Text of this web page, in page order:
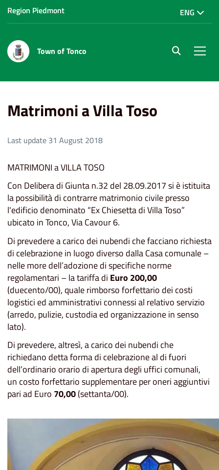
Region Piedmont ENG
Town of Tonco site.searc
Matrimoni a Villa Toso
Last update 31 August 2018
MATRIMONI a VILLA TOSO
Con Delibera di Giunta n.32 del 28.09.2017 si è istituita
la possibilità di contrarre matrimonio civile presso
l'edificio denominato “Ex Chiesetta di Villa Toso”
ubicato in Tonco, Via Cavour 6.
Di prevedere a carico dei nubendi che facciano richiesta
di celebrazione in luogo diverso dalla Casa comunale –
nelle more dell’adozione di specifiche norme
regolamentari – la tariffa di Euro 200,00
(duecento/00), quale rimborso forfettario dei costi
logistici ed amministrativi connessi al relativo servizio
(arredo, pulizie, custodia ed organizzazione in senso
lato).
Di prevedere, altresì, a carico dei nubendi che
richiedano detta forma di celebrazione al di fuori
dell’ordinario orario di apertura degli uffici comunali,
un costo forfettario supplementare per oneri aggiuntivi
pari ad Euro 70,00(settanta/00).